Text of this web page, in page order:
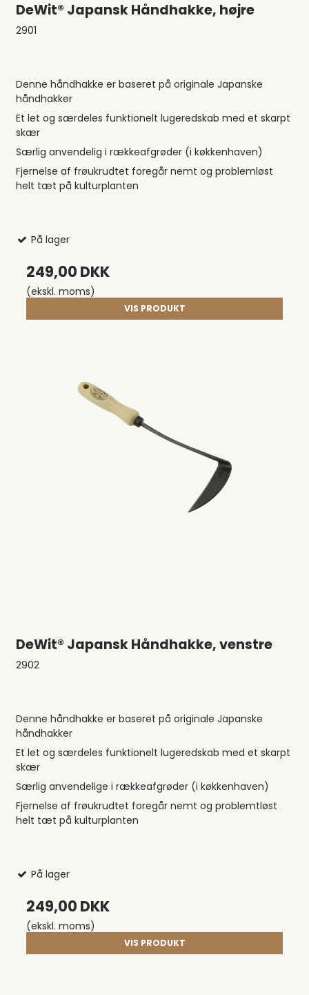
DeWit® Japansk Håndhakke, højre
2901
Denne håndhakke er baseret på originale Japanske
håndhakker
Et let og særdeles funktionelt lugeredskab med et skarpt
skær
Særlig anvendelig i rækkeafgrøder (i køkkenhaven)
Fjernelse af frøukrudtet foregår nemt og problemløst
helt tæt på kulturplanten
På lager
249,00 DKK
(ekskl. moms)
VIS PRODUKT
DeWit® Japansk Håndhakke, venstre
2902
Denne håndhakke er baseret på originale Japanske
håndhakker
Et let og særdeles funktionelt lugeredskab med et skarpt
skær
Særlig anvendelige i rækkeafgrøder (i køkkenhaven)
Fjernelse af frøukrudtet foregår nemt og problemtløst
helt tæt på kulturplanten
På lager
249,00 DKK
(ekskl. moms)
VIS PRODUKT